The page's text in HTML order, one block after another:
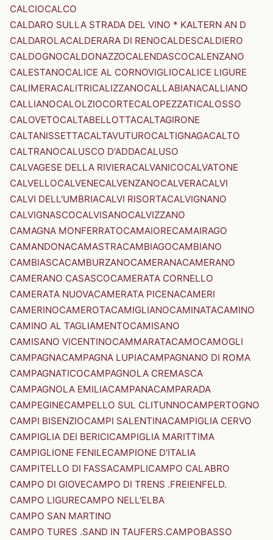
CALCIOCALCO
CALDARO SULLA STRADA DEL VINO * KALTERN AN D
CALDAROLACALDERARA DI RENOCALDESCALDIERO
CALDOGNOCALDONAZZOCALENDASCOCALENZANO
CALESTANOCALICE AL CORNOVIGLIOCALICE LIGURE
CALIMERACALITRICALIZZANOCALLABIANACALLIANO
CALLIANOCALOLZIOCORTECALOPEZZATICALOSSO
CALOVETOCALTABELLOTTACALTAGIRONE
CALTANISSETTACALTAVUTUROCALTIGNAGACALTO
CALTRANOCALUSCO D'ADDACALUSO
CALVAGESE DELLA RIVIERACALVANICOCALVATONE
CALVELLOCALVENECALVENZANOCALVERACALVI
CALVI DELL'UMBRIACALVI RISORTACALVIGNANO
CALVIGNASCOCALVISANOCALVIZZANO
CAMAGNA MONFERRATOCAMAIORECAMAIRAGO
CAMANDONACAMASTRACAMBIAGOCAMBIANO
CAMBIASCACAMBURZANOCAMERANACAMERANO
CAMERANO CASASCOCAMERATA CORNELLO
CAMERATA NUOVACAMERATA PICENACAMERI
CAMERINOCAMEROTACAMIGLIANOCAMINATACAMINO
CAMINO AL TAGLIAMENTOCAMISANO
CAMISANO VICENTINOCAMMARATACAMOCAMOGLI
CAMPAGNACAMPAGNA LUPIACAMPAGNANO DI ROMA
CAMPAGNATICOCAMPAGNOLA CREMASCA
CAMPAGNOLA EMILIACAMPANACAMPARADA
CAMPEGINECAMPELLO SUL CLITUNNOCAMPERTOGNO
CAMPI BISENZIOCAMPI SALENTINACAMPIGLIA CERVO
CAMPIGLIA DEI BERICICAMPIGLIA MARITTIMA
CAMPIGLIONE FENILECAMPIONE D'ITALIA
CAMPITELLO DI FASSACAMPLICAMPO CALABRO
CAMPO DI GIOVECAMPO DI TRENS .FREIENFELD.
CAMPO LIGURECAMPO NELL'ELBA
CAMPO SAN MARTINO
CAMPO TURES .SAND IN TAUFERS.CAMPOBASSO